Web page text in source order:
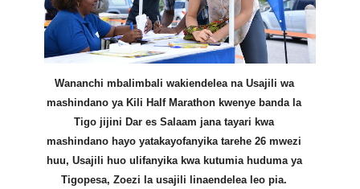
Wananchi mbalimbali wakiendelea na Usajili wa
mashindano ya Kili Half Marathon kwenye banda la
Tigo jijini Dar es Salaam jana tayari kwa
mashindano hayo yatakayofanyika tarehe 26 mwezi
huu, Usajili huo ulifanyika kwa kutumia huduma ya
Tigopesa, Zoezi la usajili linaendelea leo pia.